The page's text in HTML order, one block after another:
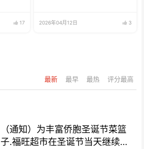
17 2026年04月12日 3
最新 最早 最热 评分最高
（通知）为丰富侨胞圣诞节菜篮
子.福旺超市在圣诞节当天继续营